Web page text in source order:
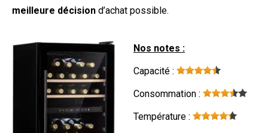
meilleure décision d’achat possible.
Nos notes :
Capacité :
Consommation :
Température :